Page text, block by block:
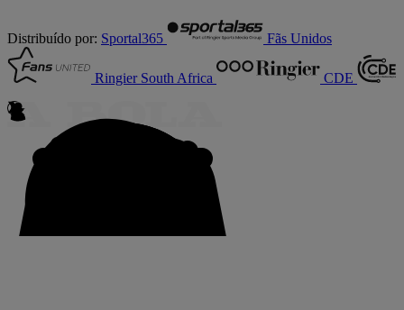
Distribuído por: Sportal365 Fãs Unidos
Ringier South Africa CDE